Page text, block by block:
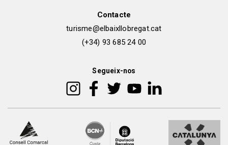
Contacte
turisme@elbaixllobregat.cat
(+34) 93 685 24 00
Segueix-nos